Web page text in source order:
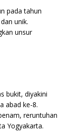
pada tahun
unik.
unsur
bukit, diyakini
abad ke-8.
reruntuhan
Yogyakarta.